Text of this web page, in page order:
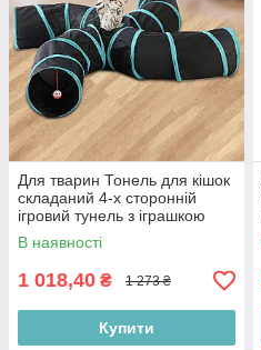
Для тварин Тонель для кішок
складаний 4-х сторонній
ігровий тунель з іграшкою
для котів Польща
В наявності
1 018,40 ₴ 1 273 ₴
Купити